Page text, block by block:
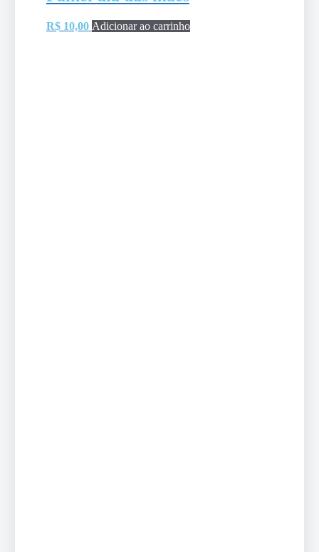
R$10,00 Adicionar ao carrinho